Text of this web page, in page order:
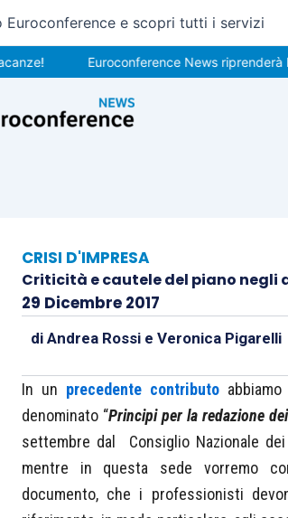
Euroconference e scopri tutti i servizi
Euroconference News riprenderà le
CRISI D'IMPRESA
Criticità e cautele del piano
29 Dicembre 2017
di Andrea Rossi e Veronica Pigarelli
In un precedente contributoabbiamo
denominato “Principi per la redazione
settembre dal Consiglio Nazionale
mentre in questa sede vorremo
documento, che i professionisti